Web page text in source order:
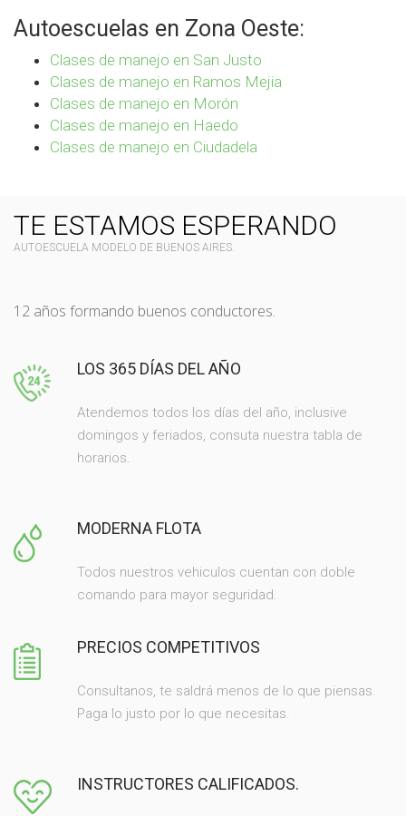
Autoescuelas en Zona Oeste:
Clases de manejo en San Justo
Clases de manejo en Ramos Mejia
Clases de manejo en Morón
Clases de manejo en Haedo
Clases de manejo en Ciudadela
TE ESTAMOS ESPERANDO
AUTOESCUELA MODELO DE BUENOS AIRES.
12 años formando buenos conductores.
LOS 365 DÍAS DEL AÑO
Atendemos todos los días del año, inclusive
domingos y feriados, consuta nuestra tabla de
horarios.
MODERNA FLOTA
Todos nuestros vehiculos cuentan con doble
comando para mayor seguridad.
PRECIOS COMPETITIVOS
Consultanos, te saldrá menos de lo que piensas.
Paga lo justo por lo que necesitas.
INSTRUCTORES CALIFICADOS.